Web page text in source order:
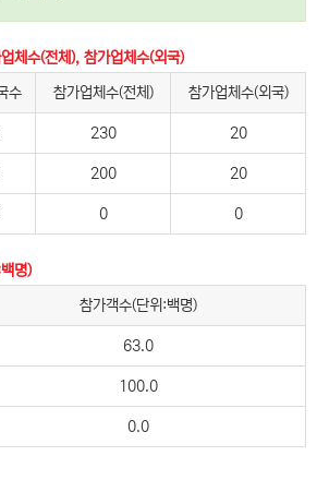
체수(전체), 참가업체수(외국)
수 참가업체수(전체) 참가업체수(외국)
230 20
200 20
0 0
명)
참가객수(단위:백명)
63.0
100.0
0.0